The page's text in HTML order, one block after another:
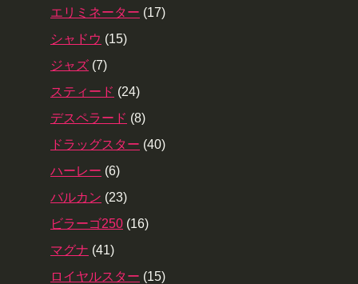
エリミネーター (17)
シャドウ (15)
ジャズ (7)
スティード (24)
デスペラード (8)
ドラッグスター (40)
ハーレー (6)
バルカン (23)
ビラーゴ250 (16)
マグナ (41)
ロイヤルスター (15)